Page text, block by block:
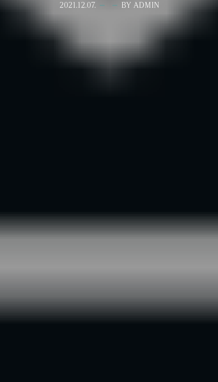
2021.12.07. BY ADMIN